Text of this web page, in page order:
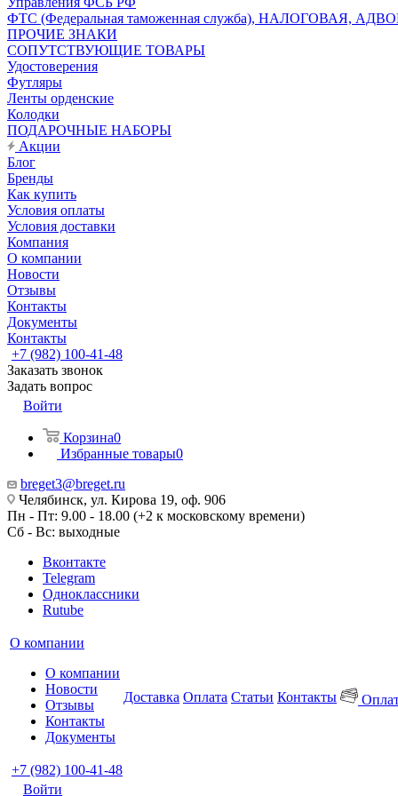
ФТС (Федеральная таможенная служба), НАЛОГОВАЯ,
ПРОЧИЕ ЗНАКИ
СОПУТСТВУЮЩИЕ ТОВАРЫ
Удостоверения
Футляры
Ленты орденские
Колодки
ПОДАРОЧНЫЕ НАБОРЫ
Акции
Блог
Бренды
Как купить
Условия оплаты
Условия доставки
Компания
О компании
Новости
Отзывы
Контакты
Документы
Контакты
+7 (982) 100-41-48
Заказать звонок
Задать вопрос
Войти
Корзина0
Избранные товары0
breget3@breget.ru
Челябинск, ул. Кирова 19, оф. 906
Пн - Пт: 9.00 - 18.00 (+2 к московскому времени)
Сб - Вс: выходные
Вконтакте
Telegram
Одноклассники
Rutube
О компании
О компании
Новости
Отзывы
Контакты
Документы
Доставка Оплата Статьи Контакты
+7 (982) 100-41-48
Войти